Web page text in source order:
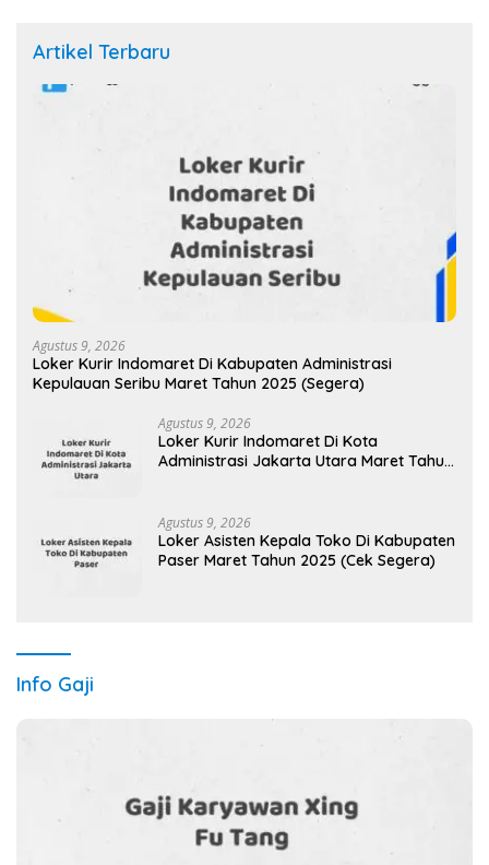
Artikel Terbaru
Agustus 9, 2026
Loker Kurir Indomaret Di Kabupaten Administrasi
Kepulauan Seribu Maret Tahun 2025 (Segera)
Agustus 9, 2026
Loker Kurir Indomaret Di Kota
Administrasi Jakarta Utara Maret Tahun
Agustus 9, 2026
Loker Asisten Kepala Toko Di Kabupaten
Paser Maret Tahun 2025 (Cek Segera)
Info Gaji